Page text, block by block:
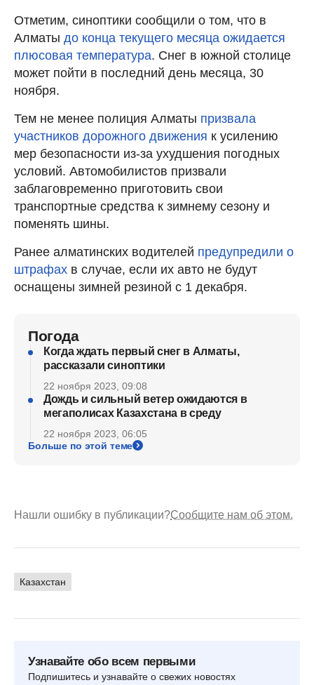
Отметим, синоптики сообщили о том, что в
Алматы до конца текущего месяца ожидается
плюсовая температура. Снег в южной столице
может пойти в последний день месяца, 30
ноября.
Тем не менее полиция Алматы призвала
участников дорожного движения к усилению
мер безопасности из-за ухудшения погодных
условий. Автомобилистов призвали
заблаговременно приготовить свои
транспортные средства к зимнему сезону и
поменять шины.
Ранее алматинских водителей предупредили о
штрафах в случае, если их авто не будут
оснащены зимней резиной с 1 декабря.
Погода
Когда ждать первый снег в Алматы,
рассказали синоптики
22 ноября 2023, 09:08
Дождь и сильный ветер ожидаются в
мегаполисах Казахстана в среду
22 ноября 2023, 06:05
Больше по этой теме
Нашли ошибку в публикации?Сообщите нам об этом.
Казахстан
Узнавайте обо всем первыми
Подпишитесь и узнавайте о свежих новостях